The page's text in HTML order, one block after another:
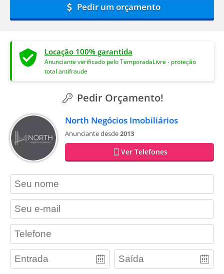
Pedir um orçamento
Locação 100% garantida
Anunciante verificado pelo TemporadaLivre - proteção
total antifraude
Pedir Orçamento!
North Negócios Imobiliários
Anunciante desde2013
Ver Telefones
contact_name
contact_email
contact_phone